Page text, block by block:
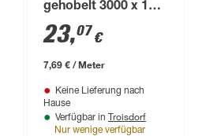
gehobelt 3000 x 100
x 80 mm
23,07€
7,69 € / Meter
Keine Lieferung nach
Hause
Verfügbar in Troisdorf
Nur wenige verfügbar